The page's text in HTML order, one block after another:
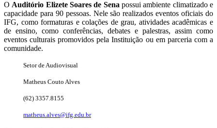
OAuditório Elizete Soares de Senapossui ambiente climatizado e
capacidade para 90 pessoas. Nele são realizados eventos oficiais do
IFG, como formaturas e colações de grau, atividades acadêmicas e
de ensino, como conferências, debates e palestras, assim como
eventos culturais promovidos pela Instituição ou em parceria com a
comunidade.
Setor de Audiovisual
Matheus Couto Alves
(62) 3357.8155
matheus.alves@ifg.edu.br